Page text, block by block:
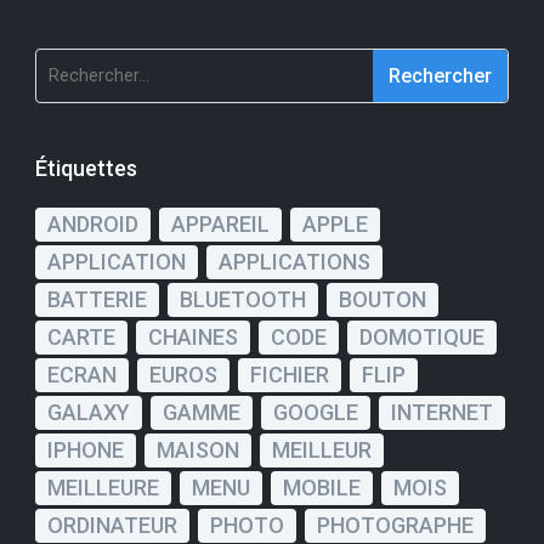
Rechercher :
Étiquettes
ANDROID APPAREIL
APPLE
APPLICATION
APPLICATIONS
BATTERIE
BLUETOOTH
BOUTON
CARTE
CHAINES CODE
DOMOTIQUE
ECRAN
EUROS FICHIER
FLIP
GALAXY
GAMME GOOGLE
INTERNET
IPHONE
MAISON
MEILLEUR
MEILLEURE
MENU MOBILE
MOIS
ORDINATEUR
PHOTO
PHOTOGRAPHE